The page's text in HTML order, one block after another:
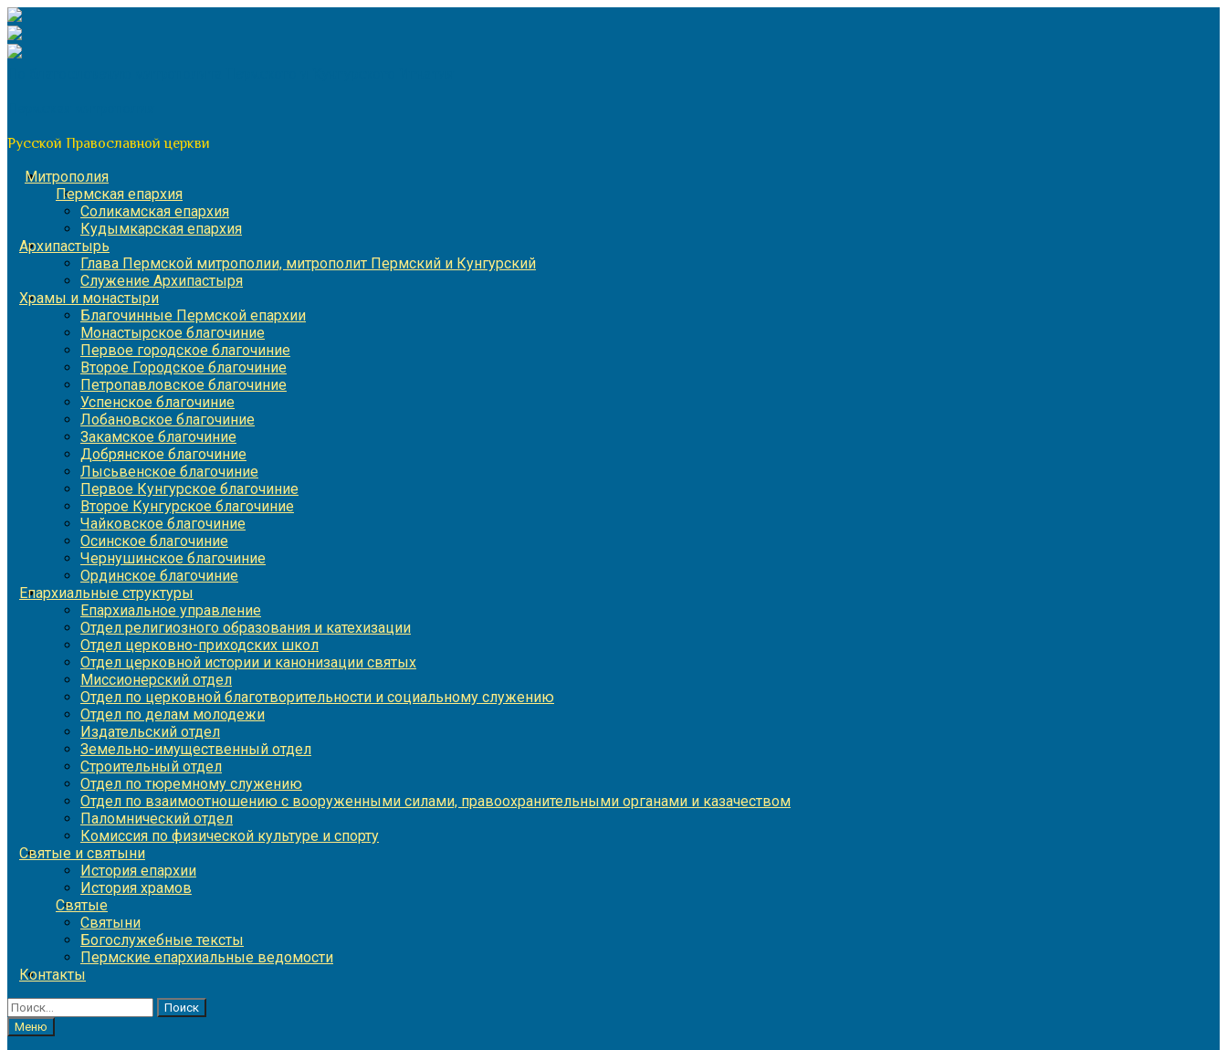
Перейти
к
содержимому
Русской Православной церкви
Митрополия
Пермская епархия
Соликамская епархия
Кудымкарская епархия
Архипастырь
Глава Пермской митрополии, митрополит Пермский и Кунгурский
Служение Архипастыря
Храмы и монастыри
Благочинные Пермской епархии
Монастырское благочиние
Первое городское благочиние
Второе Городское благочиние
Петропавловское благочиние
Успенское благочиние
Лобановское благочиние
Закамское благочиние
Добрянское благочиние
Лысьвенское благочиние
Первое Кунгурское благочиние
Второе Кунгурское благочиние
Чайковское благочиние
Осинское благочиние
Чернушинское благочиние
Ординское благочиние
Епархиальные структуры
Епархиальное управление
Отдел религиозного образования и катехизации
Отдел церковно-приходских школ
Отдел церковной истории и канонизации святых
Миссионерский отдел
Отдел по церковной благотворительности и социальному служению
Отдел по делам молодежи
Издательский отдел
Земельно-имущественный отдел
Строительный отдел
Отдел по тюремному служению
Отдел по взаимоотношению с вооруженными силами, правоохранительными органами и казачеством
Паломнический отдел
Комиссия по физической культуре и спорту
Святые и святыни
История епархии
История храмов
Святые
Святыни
Богослужебные тексты
Пермские епархиальные ведомости
Контакты
Найти:
Меню